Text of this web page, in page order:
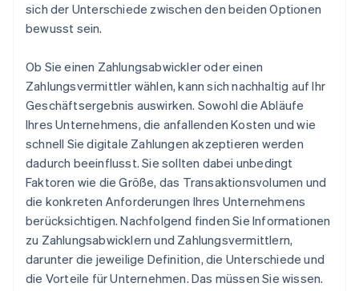
sich der Unterschiede zwischen den beiden Optionen
bewusst sein.
Ob Sie einen Zahlungsabwickler oder einen
Zahlungsvermittler wählen, kann sich nachhaltig auf Ihr
Geschäftsergebnis auswirken. Sowohl die Abläufe
Ihres Unternehmens, die anfallenden Kosten und wie
schnell Sie digitale Zahlungen akzeptieren werden
dadurch beeinflusst. Sie sollten dabei unbedingt
Faktoren wie die Größe, das Transaktionsvolumen und
die konkreten Anforderungen Ihres Unternehmens
berücksichtigen. Nachfolgend finden Sie Informationen
zu Zahlungsabwicklern und Zahlungsvermittlern,
darunter die jeweilige Definition, die Unterschiede und
die Vorteile für Unternehmen. Das müssen Sie wissen.